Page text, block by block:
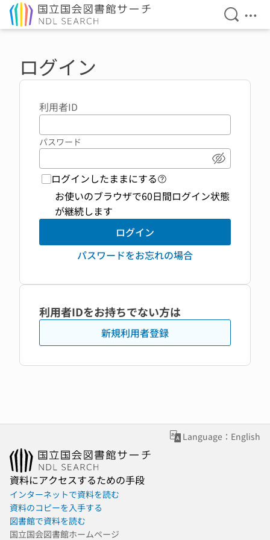
検索を
メ
ログイン
利用者ID
パスワード
パスワー
ログインしたままにする ログイン機能 ヘルプペ
お使いのブラウザで60日間ログイン状態
が継続します
ログイン
パスワードをお忘れの場合
利用者IDをお持ちでない方は
新規利用者登録
Language：English
資料にアクセスするための手段
インターネットで資料を読む
資料のコピーを入手する
図書館で資料を読む
国立国会図書館ホームページ